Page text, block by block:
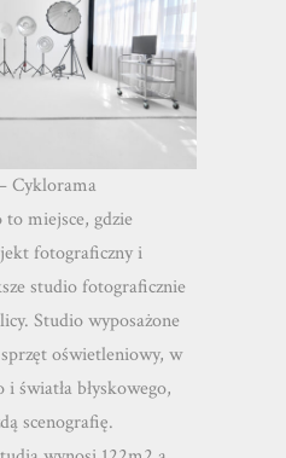
Cyklorama
miejsce, gdzie
fotograficzny i
studio fotograficznie
Studio wyposażone
oświetleniowy, w
i światła błyskowego,
scenografię.